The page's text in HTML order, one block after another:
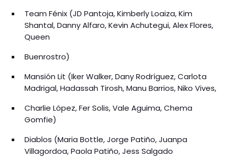
Team Fénix (JD Pantoja, Kimberly Loaiza, Kim
Shantal, Danny Alfaro, Kevin Achutegui, Alex Flores,
Queen
Buenrostro)
Mansión Lit (Iker Walker, Dany Rodríguez, Carlota
Madrigal, Hadassah Tirosh, Manu Barrios, Niko Vives,
Charlie López, Fer Solis, Vale Aguima, Chema
Gomfie)
Diablos (Maria Bottle, Jorge Patiño, Juanpa
Villagordoa, Paola Patiño, Jess Salgado